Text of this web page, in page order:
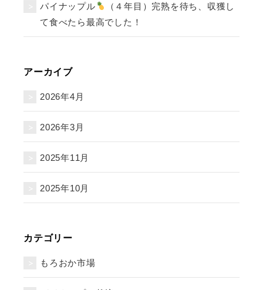
パイナップル
（４年目）完熟を待ち、収獲し
て食べたら最高でした！
アーカイブ
2026年4月
2026年3月
2025年11月
2025年10月
カテゴリー
もろおか市場